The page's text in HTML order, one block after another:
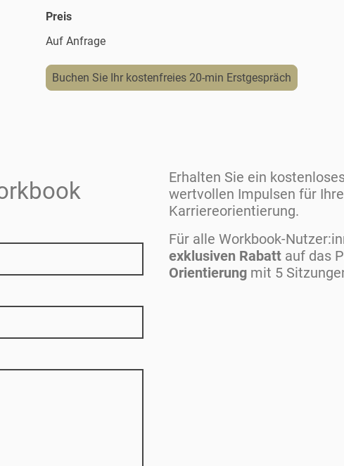
Preis
Auf Anfrage
Buchen Sie Ihr kostenfreies 20-min Erstgespräch
Erhalten Sie ein
wertvollen Impulsen für Ihre
Karriereorientierung.
Für alle Workbook-
exklusiven Rabatt auf das
Orientierung mit 5